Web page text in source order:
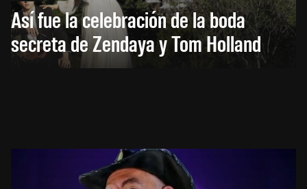
Así fue la celebración de la boda
secreta de Zendaya y Tom Holland